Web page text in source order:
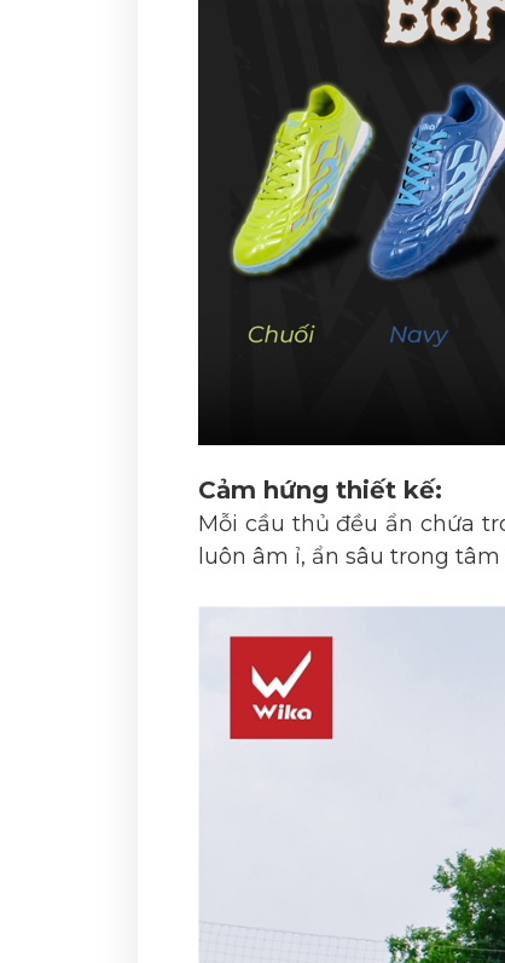
Cảm hứng thiết kế:
Mỗi cầu thủ đều ẩn chứa
luôn âm ỉ, ẩn sâu trong